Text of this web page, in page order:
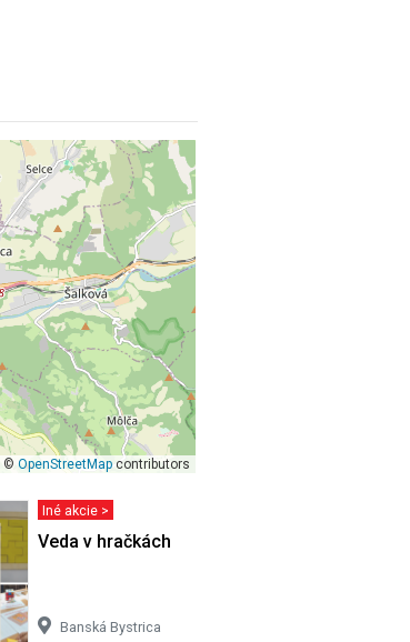
| ©OpenStreetMap contributors
Iné akcie >
Veda v hračkách
Banská Bystrica